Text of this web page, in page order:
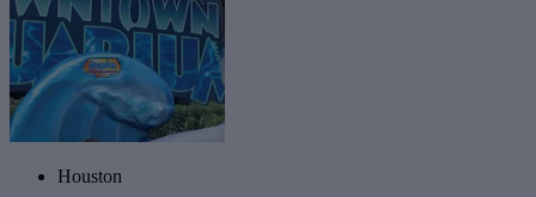
Houston